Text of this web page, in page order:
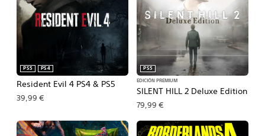
Resident Evil 4 PS4 & PS5
PS5 PS4
39,99 €
SILENT HILL 2 Deluxe Edition
PS5
EDICIÓN PREMIUM
79,99 €